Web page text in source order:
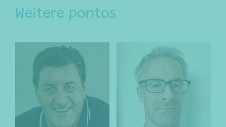
Weitere pontos
Dominique
Pipal
ponto Team